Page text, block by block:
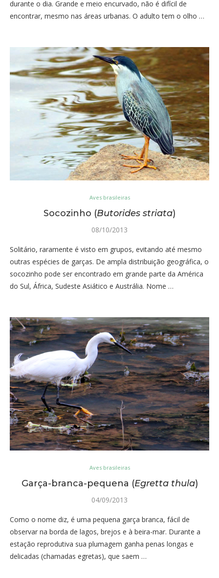
durante o dia. Grande e meio encurvado, não é difícil de
encontrar, mesmo nas áreas urbanas. O adulto tem o olho …
Aves brasileiras
Socozinho (Butorides striata)
08/10/2013
Solitário, raramente é visto em grupos, evitando até mesmo
outras espécies de garças. De ampla distribuição geográfica, o
socozinho pode ser encontrado em grande parte da América
do Sul, África, Sudeste Asiático e Austrália. Nome …
Aves brasileiras
Garça-branca-pequena (Egretta thula)
04/09/2013
Como o nome diz, é uma pequena garça branca, fácil de
observar na borda de lagos, brejos e à beira-mar. Durante a
estação reprodutiva sua plumagem ganha penas longas e
delicadas (chamadas egretas), que saem …